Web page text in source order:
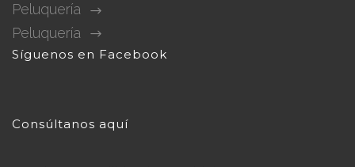
Peluquería
Peluquería
Síguenos en Facebook
Consúltanos aquí